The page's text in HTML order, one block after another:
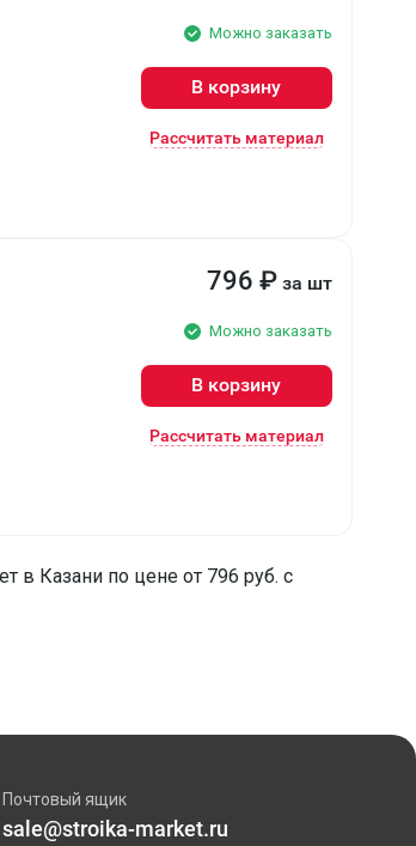
Можно заказать
В корзину
Рассчитать материал
796 ₽ за шт
Можно заказать
В корзину
Рассчитать материал
в Казани по цене от 796 руб. с
Почтовый ящик
sale@stroika-market.ru